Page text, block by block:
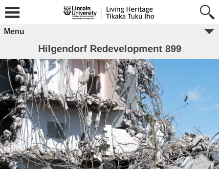
Menu
Hilgendorf Redevelopment 899